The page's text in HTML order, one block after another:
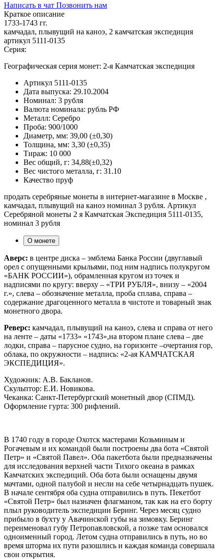
Написать в чат Позвонить нам
Краткое описание
1733-1743 гг.
камчадал, плывущий на каноэ, 2 камчатская экспедиция
артикул 5111-0135
Серия:
Географическая серия монет: 2-я Камчатская экспедиция
Артикул 5111-0135
Дата выпуска: 29.10.2004
Номинал: 3 рубля
Валюта номинала: рубль РФ
Металл: Серебро
Проба: 900/1000
Диаметр, мм: 39,00 (±0,30)
Толщина, мм: 3,30 (±0,35)
Тираж: 10 000
Вес общий, г: 34,88(±0,32)
Вес чистого металла, г: 31.10
Качество пруф
продать серебряные монеты в интернет-магазине в Москве ,
камчадал, плывущий на каноэ номинал 3 рубля. Артикул
Серебряной монеты 2 я Камчатская Экспедиция 5111-0135,
номинал 3 рубля
О монете
Аверс: в центре диска – эмблема Банка России (двуглавый
орел с опущенными крыльями, под ним надпись полукругом
«БАНК РОССИИ»), обрамленная кругом из точек и
надписями по кругу: вверху – «ТРИ РУБЛЯ», внизу – «2004
г.», слева – обозначение металла, проба сплава, справа –
содержание драгоценного металла в чистоте и товарный знак
монетного двора.
Реверс: камчадал, плывущий на каноэ, слева и справа от него
на ленте – даты «1733» «1743»,на втором плане слева – две
лодки, справа – парусное судно, на горизонте –очертания гор,
облака, по окружности – надпись: «2-ая КАМЧАТСКАЯ
ЭКСПЕДИЦИЯ».
Художник: А.В. Бакланов.
Скульптор: Е.И. Новикова.
Чеканка: Санкт-Петербургский монетный двор (СПМД).
Оформление гурта: 300 рифлений.
В 1740 году в городе Охотск мастерами Козьминым и
Рогачевым и их командой были построены два бота «Святой
Петр» и «Святой Павел». Оба пакетбота были предназначены
для исследования верхней части Тихого океана в рамках
Камчатских экспедиций. Оба бота были оснащены двумя
мачтами, одной палубой и несли на себе четырнадцать пушек.
В начале сентября оба судна отправились в путь. Пекетбот
«Святой Петр» был назначен флагманом, так как на его борту
плыл руководитель экспедиции Беринг. Через месяц судно
прибыло в бухту у Авачинской губы на зимовку. Беринг
переименовал губу Петропавловской, а позже там основался
одноименный город. Летом судна отправились в путь, но во
время шторма их пути разошлись и каждая команда совершала
свои открытия.